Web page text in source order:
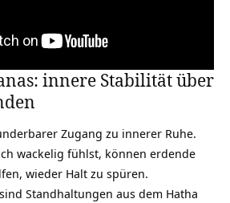
innere Stabilität über
Zugang zu innerer Ruhe.
wackelig fühlst, können erdende
wieder Halt zu spüren.
Standhaltungen aus dem Hatha